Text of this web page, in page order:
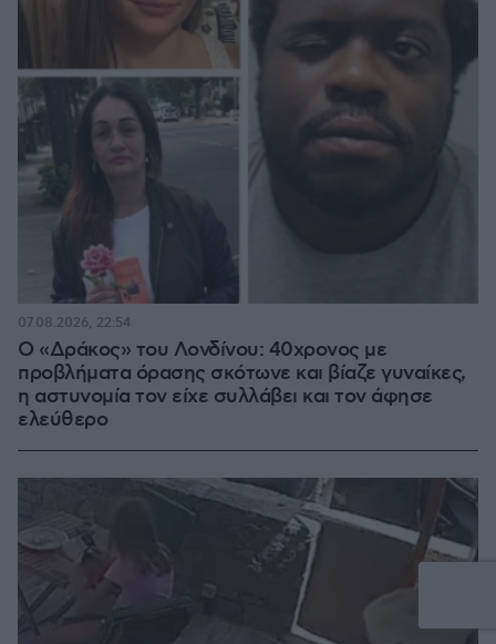
Ο «Δράκος» του Λονδίνου: 40χρονος με
προβλήματα όρασης σκότωνε και βίαζε γυναίκες,
η αστυνομία τον είχε συλλάβει και τον άφησε
ελεύθερο
07.08.2026, 22:54